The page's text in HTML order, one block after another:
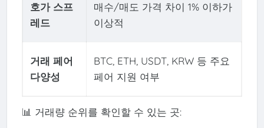
호가 스프
레드
매수/매도 가격 차이 1% 이하가
이상적
거래 페어
다양성
BTC, ETH, USDT, KRW 등 주요
페어 지원 여부
📊 거래량 순위를 확인할 수 있는 곳: